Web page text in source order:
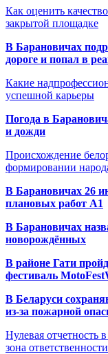
Как оценить
закрытой площадке
В Барановичах
дороге и попал в
Какие
успешной карьеры
Погода в
и дожди
Происхождение
формировании
В Барановичах 26
плановых работ A1
В Барановичах
новорождённых
В районе Гати
фестиваль
В Беларуси
из-за пожарной
Нулевая отчетность
зона ответственности